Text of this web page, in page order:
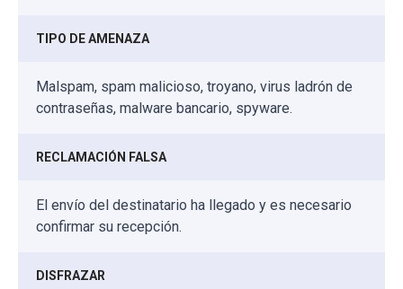
TIPO DE AMENAZA
Malspam, spam malicioso, troyano, virus ladrón de
contraseñas, malware bancario, spyware.
RECLAMACIÓN FALSA
El envío del destinatario ha llegado y es necesario
confirmar su recepción.
DISFRAZAR